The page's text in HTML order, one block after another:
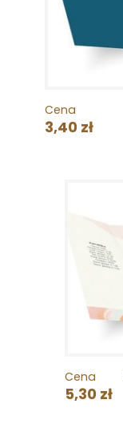
Cena
3,40 zł
Cena
5,30 zł